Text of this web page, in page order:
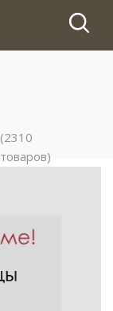
(2310
товаров)